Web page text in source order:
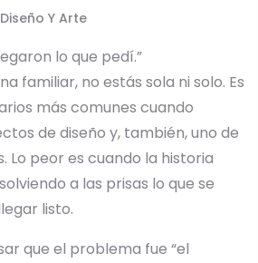
Diseño Y Arte
lo que pedí.”
familiar, no estás sola ni solo. Es
más comunes cuando
de diseño y, también, uno de
Lo peor es cuando la historia
a las prisas lo que se
listo.
que el problema fue “el